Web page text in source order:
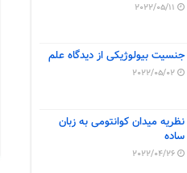
2022/05/11
جنسیت بیولوژیکی از دیدگاه علم
2022/05/02
نظریه میدان کوانتومی به زبان
ساده
2022/04/26